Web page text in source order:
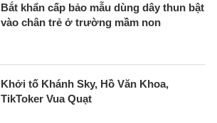
Bắt khẩn cấp bảo mẫu dùng dây thun bật
vào chân trẻ ở trường mầm non
Khởi tố Khánh Sky, Hồ Văn Khoa,
TikToker Vua Quạt